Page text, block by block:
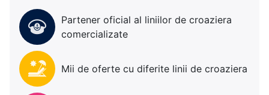
Partener oficial al liniilor de croaziera
comercializate
Mii de oferte cu diferite linii de croaziera